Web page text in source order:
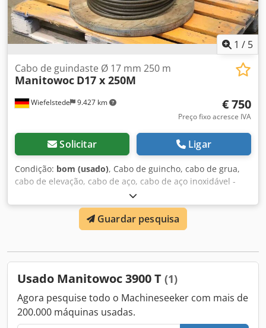
1 / 5
Wiefelstede 9.427 km
Cabo de guindaste Ø 17 mm 250 m
Manitowoc D17 x 250M
€ 750
Preço fixo acresce IVA
Solicitar Ligar
Condição: bom (usado), Cabo de guincho, cabo de grua,
cabo de elevação, cabo de aço, cabo de aço inoxidável -
Fabricante: Manitowoc, cabo para grua Ø 17 mm -
Comprimento: aprox. 250 m .: D17 x 250M
Chodpomzkhnsfx Aqqoa -Preço: completo -outros cabos
para grua também disponíveis -Dimensões para
Guardar pesquisa
Usado Manitowoc 3900 T (1)
Agora pesquise todo o Machineseeker com mais de
200.000 máquinas usadas.